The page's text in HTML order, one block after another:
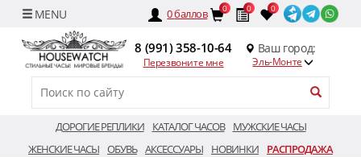
0баллов 0 0 0
8 (991) 358-10-64
Перезвоните мне
Ваш город:
Эль-Монте
ДОРОГИЕ РЕПЛИКИ КАТАЛОГ ЧАСОВ
МУЖСКИЕ ЧАСЫ
ЖЕНСКИЕ ЧАСЫ ОБУВЬ АКСЕССУАРЫ НОВИНКИ РАСПРОДАЖА